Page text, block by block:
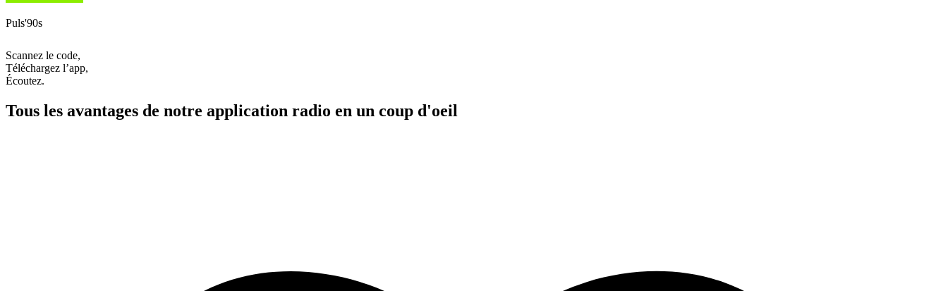
Puls'90s
Scannez le code,
Téléchargez l’app,
Écoutez.
Tous les avantages de notre application radio en un coup d'oeil